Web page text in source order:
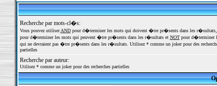
Recherche par mots-cl�s:
Vous pouvez utiliserANDpour d�terminer les mots qui doivent �tre pr�sents dans les
pour d�terminer les mots qui peuvent �tre pr�sents dans les r�sultats et NOTpour d�terminer
qui ne devraient pas �tre pr�sents dans les r�sultats. Utilisez * comme un joker pour des
partielles
Recherche par auteur:
Utilisez * comme un joker pour des recherches partielles